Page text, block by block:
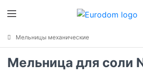
Мельницы механические
Мельница для соли